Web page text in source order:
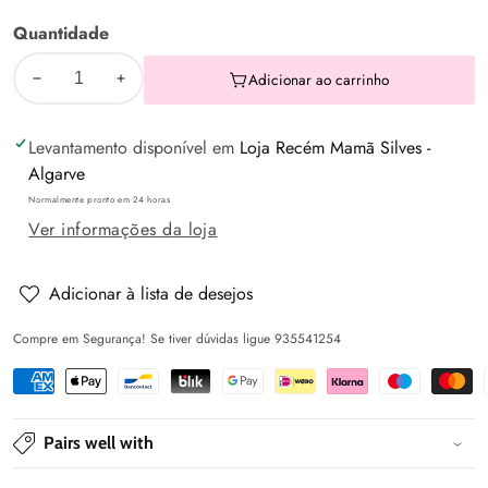
Quantidade
Diminuir
quantidade
de
Saia
plissada
-
quantidade
Saia
plissada
-
Adicionar ao carrinho
Levantamento disponível em Loja Recém Mamã Silves -
Algarve
Normalmente pronto em 24 horas
Ver informações da loja
Adicionar à lista de desejos
Compre em Segurança! Se tiver dúvidas ligue 935541254
Pairs well with